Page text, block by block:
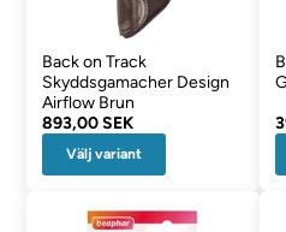
Back on Track
Skyddsgamacher Design
Airflow Brun
893,00 SEK
Välj variant